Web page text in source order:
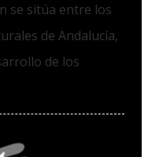
se sitúa entre los
de Andalucía,
de los